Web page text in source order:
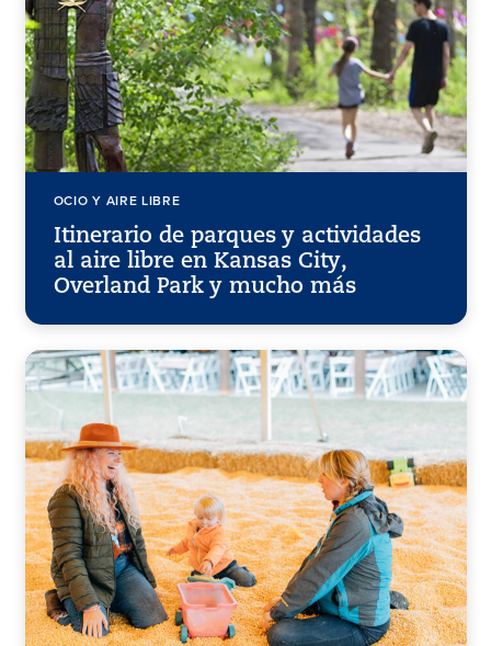
OCIO Y AIRE LIBRE
Itinerario de parques y actividades
al aire libre en Kansas City,
Overland Park y mucho más